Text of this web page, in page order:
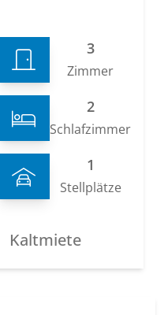
3
Zimmer
2
Schlafzimmer
1
Stellplätze
Kaltmiete